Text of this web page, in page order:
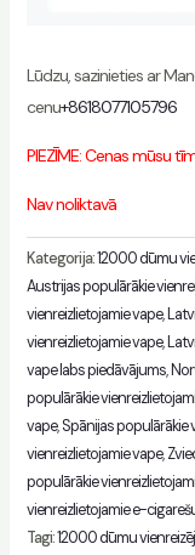
Lūdzu, sazinieties ar
cenu+8618077105796
PIEZĪME: Cenas mūsu
Nav noliktavā
Kategorija:12000 dūmu
Austrijas populārākie
vienreizlietojamie vape,
vienreizlietojamie vape,
vape labs piedāvājums,
populārākie
vape,Spānijas populārākie
vienreizlietojamie vape,
populārākie
vienreizlietojamie e-
Tagi:12000 dūmu